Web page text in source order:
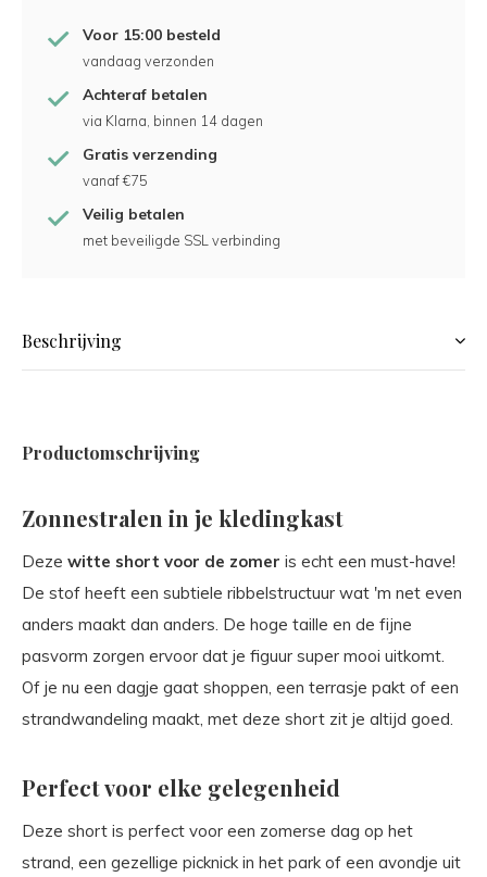
Voor 15:00 besteld
vandaag verzonden
Achteraf betalen
via Klarna, binnen 14 dagen
Gratis verzending
vanaf €75
Veilig betalen
met beveiligde SSL verbinding
Beschrijving
Productomschrijving
Zonnestralen in je kledingkast
Deze witte short voor de zomer is echt een must-have!
De stof heeft een subtiele ribbelstructuur wat 'm net even
anders maakt dan anders. De hoge taille en de fijne
pasvorm zorgen ervoor dat je figuur super mooi uitkomt.
Of je nu een dagje gaat shoppen, een terrasje pakt of een
strandwandeling maakt, met deze short zit je altijd goed.
Perfect voor elke gelegenheid
Deze short is perfect voor een zomerse dag op het
strand, een gezellige picknick in het park of een avondje uit